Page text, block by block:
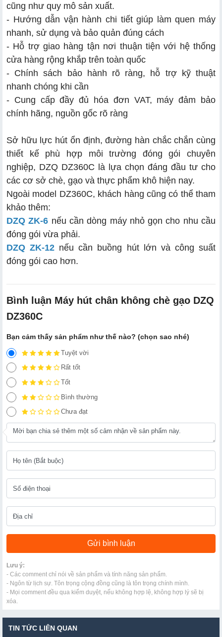
cũng như quy mô sản xuất.
- Hướng dẫn vận hành chi tiết giúp làm quen máy
nhanh, sử dụng và bảo quản đúng cách
- Hỗ trợ giao hàng tận nơi thuận tiện với hệ thống
cửa hàng rộng khắp trên toàn quốc
- Chính sách bảo hành rõ ràng, hỗ trợ kỹ thuật
nhanh chóng khi cần
- Cung cấp đầy đủ hóa đơn VAT, máy đảm bảo
chính hãng, nguồn gốc rõ ràng
Sở hữu lực hút ổn định, đường hàn chắc chắn cùng
thiết kế phù hợp môi trường đóng gói chuyên
nghiệp, DZQ DZ360C là lựa chọn đáng đầu tư cho
các cơ sở chè, gạo và thực phẩm khô hiện nay.
Ngoài model DZ360C, khách hàng cũng có thể tham
khảo thêm:
DZQ ZK-6 nếu cần dòng máy nhỏ gọn cho nhu cầu
đóng gói vừa phải.
DZQ ZK-12 nếu cần buồng hút lớn và công suất
đóng gói cao hơn.
Bình luận Máy hút chân không chè gạo DZQ
DZ360C
Bạn cảm thấy sản phẩm như thế nào? (chọn sao nhé)
Tuyệt vời
Rất tốt
Tốt
Bình thường
Chưa đạt
Lưu ý:
- Các comment chỉ nói về sản phẩm và tính năng sản phẩm.
- Ngôn từ lịch sự. Tôn trọng cộng đồng cũng là tôn trọng chính mình.
- Mọi comment đều qua kiểm duyệt, nếu không hợp lệ, không hợp lý sẽ bị
xóa.
TIN TỨC LIÊN QUAN